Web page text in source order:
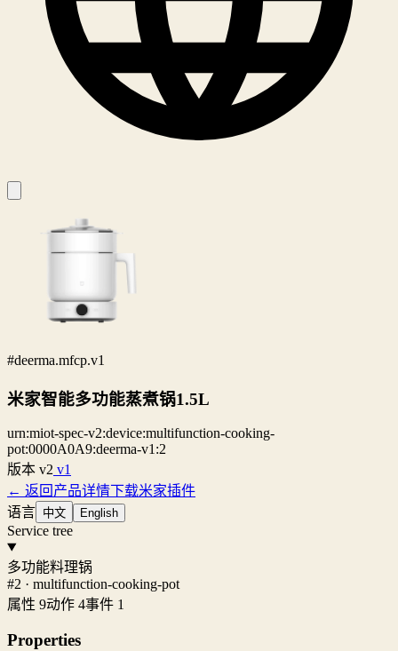
#deerma.mfcp.v1
米家智能多功能蒸煮锅1.5L
urn:miot-spec-v2:device:multifunction-cooking-
pot:0000A0A9:deerma-v1:2
版本 v2 v1
← 返回产品详情下载米家插件
语言 中文 English
Service tree
多功能料理锅
#2 · multifunction-cooking-pot
属性 9动作 4事件 1
Properties